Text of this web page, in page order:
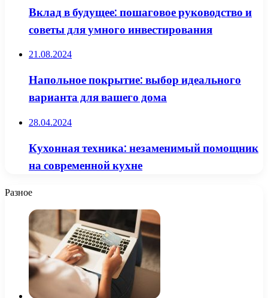
Вклад в будущее: пошаговое руководство и
советы для умного инвестирования
21.08.2024
Напольное покрытие: выбор идеального
варианта для вашего дома
28.04.2024
Кухонная техника: незаменимый помощник
на современной кухне
Разное